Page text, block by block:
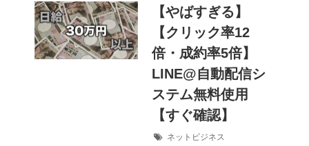
【やばすぎる】
【クリック率12
倍・成約率5倍】
LINE@自動配信シ
ステム無料使用
【すぐ確認】
ネットビジネス